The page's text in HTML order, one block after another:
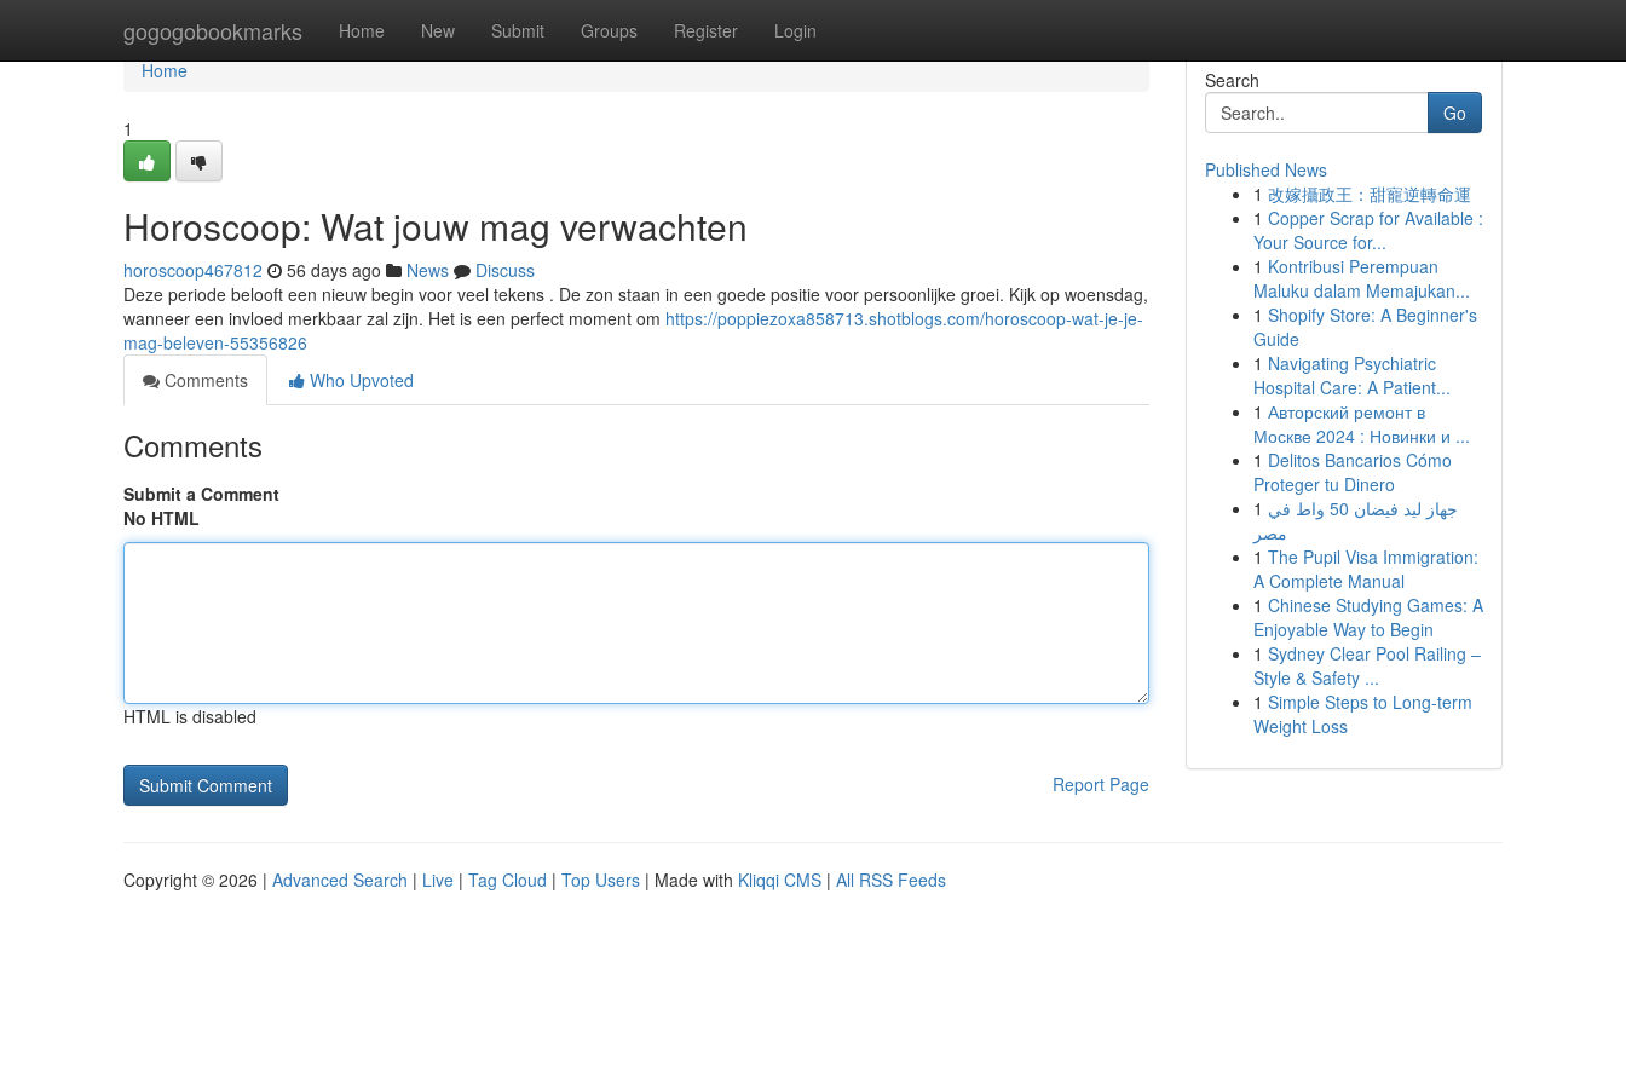
gogogobookmarks Home New Submit Groups Register Login
Home
Home
1
Horoscoop: Wat jouw mag verwachten
horoscoop467812 56 days ago News
Discuss
Deze periode belooft een nieuw begin voor veel tekens . De zon staan in een goede positie voor persoonlijke groei. Kijk op woensdag,
wanneer een invloed merkbaar zal zijn. Het is een perfect moment om https://poppiezoxa858713.shotblogs.com/horoscoop-wat-je-je-
mag-beleven-55356826
Comments
Who Upvoted
Comments
Submit a Comment
No HTML
HTML is disabled
Report Page
Search
Go
Published News
1 改嫁攝政王：甜寵逆轉命運
1 Copper Scrap for Available :
Your Source for...
1 Kontribusi Perempuan
Maluku dalam Memajukan...
1 Shopify Store: A Beginner's
Guide
1 Navigating Psychiatric
Hospital Care: A Patient...
1 Авторский ремонт в
Москве 2024 : Новинки и ...
1 Delitos Bancarios Cómo
Proteger tu Dinero
1 جهاز ليد فيضان 50 واط في
مصر
1 The Pupil Visa Immigration:
A Complete Manual
1 Chinese Studying Games: A
Enjoyable Way to Begin
1 Sydney Clear Pool Railing –
Style & Safety ...
1 Simple Steps to Long-term
Weight Loss
Copyright © 2026 | Advanced Search | Live | Tag Cloud | Top Users | Made with Kliqqi CMS | All RSS Feeds